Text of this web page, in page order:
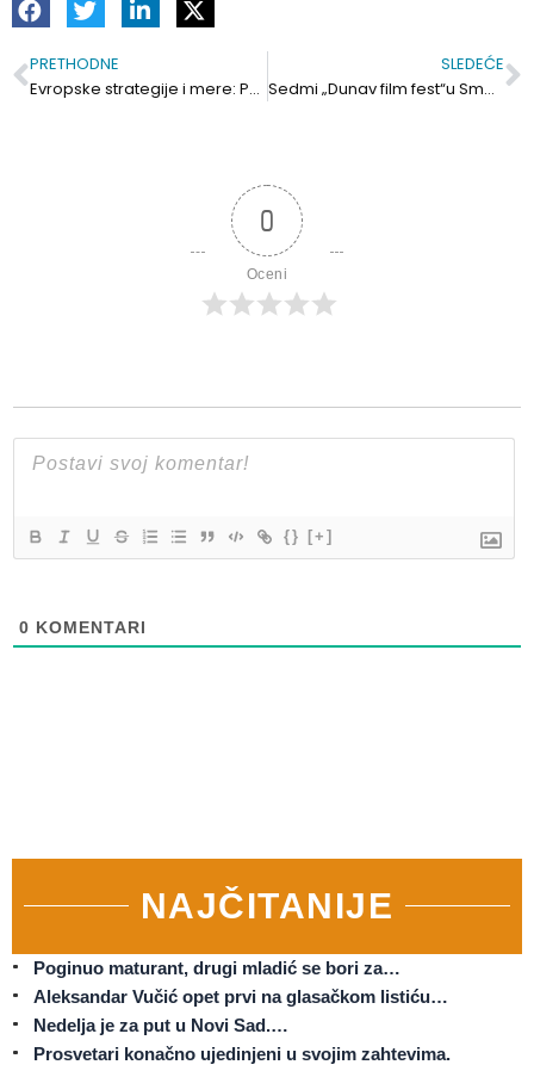
Prev
PRETHODNE
Evropske strategije i mere: Pasoši za kućne ljubimce. Pričvršćen čep smanjuje zagađenje
SLEDEĆE
Sedmi „Dunav film fest“u Smederevu od 20. avgusta
0
Oceni
{} [+]
0 KOMENTARI
NAJČITANIJE
Poginuo maturant, drugi mladić se bori za…
Aleksandar Vučić opet prvi na glasačkom listiću…
Nedelja je za put u Novi Sad.…
Prosvetari konačno ujedinjeni u svojim zahtevima.